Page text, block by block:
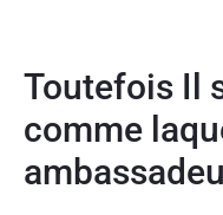
Toutefois Il
comme